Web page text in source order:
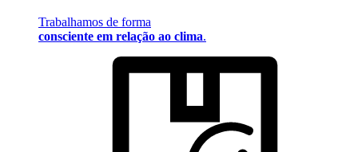
Trabalhamos de forma
consciente em relação ao clima.